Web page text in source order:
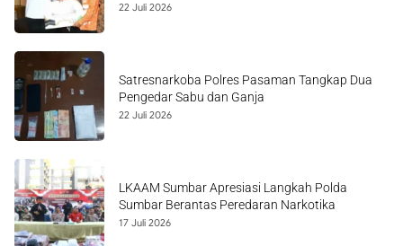
22 Juli 2026
Satresnarkoba Polres Pasaman Tangkap Dua
Pengedar Sabu dan Ganja
22 Juli 2026
LKAAM Sumbar Apresiasi Langkah Polda
Sumbar Berantas Peredaran Narkotika
17 Juli 2026